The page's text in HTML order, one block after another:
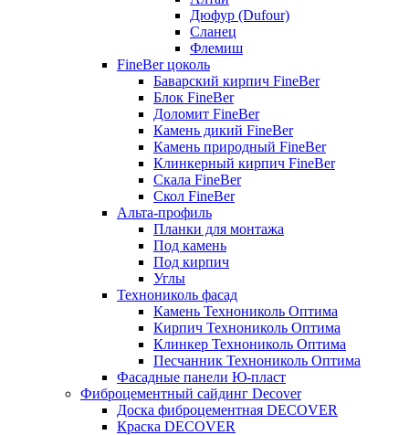
Дюфур (Dufour)
Сланец
Флемиш
FineBer цоколь
Баварский кирпич FineBer
Блок FineBer
Доломит FineBer
Камень дикий FineBer
Камень природный FineBer
Клинкерный кирпич FineBer
Скала FineBer
Скол FineBer
Альта-профиль
Планки для монтажа
Под камень
Под кирпич
Углы
Технониколь фасад
Камень Технониколь Оптима
Кирпич Технониколь Оптима
Клинкер Технониколь Оптима
Песчанник Технониколь Оптима
Фасадные панели Ю-пласт
Фиброцементный сайдинг Decover
Доска фиброцементная DECOVER
Краска DECOVER